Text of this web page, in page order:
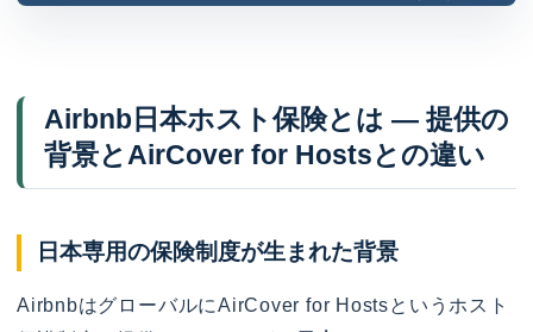
Airbnb日本ホスト保険とは — 提供の
背景とAirCover for Hostsとの違い
日本専用の保険制度が生まれた背景
AirbnbはグローバルにAirCover for Hostsというホスト